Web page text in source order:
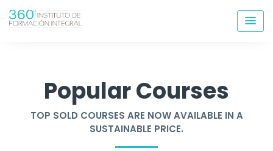
Popular Courses
TOP SOLD COURSES ARE NOW AVAILABLE IN A
SUSTAINABLE PRICE.